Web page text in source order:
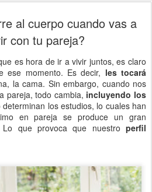
al cuerpo cuando vas a
con tu pareja?
es hora de ir a vivir juntos, es claro
ese momento. Es decir, les tocará
la cama. Sin embargo, cuando nos
pareja, todo cambia, incluyendo los
determinan los estudios, lo cuales han
en pareja se produce un gran
que provoca que nuestro perfil